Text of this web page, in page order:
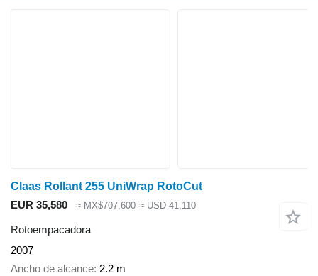
Claas Rollant 255 UniWrap RotoCut
EUR 35,580
≈ MX$707,600 ≈ USD 41,110
Rotoempacadora
2007
Ancho de alcance 2.2 m